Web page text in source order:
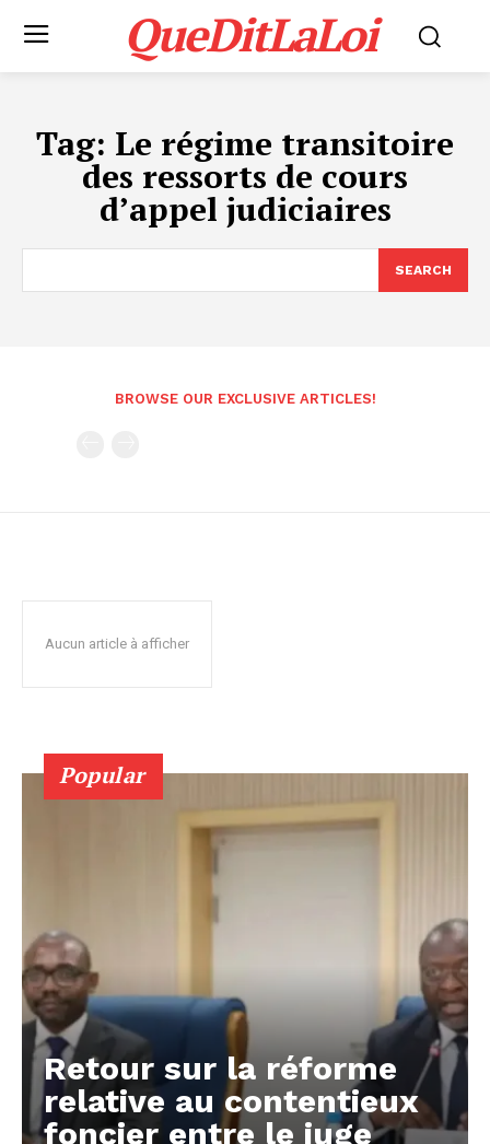
QueDitLaLoi
Tag: Le régime transitoire
des ressorts de cours
d’appel judiciaires
SEARCH
BROWSE OUR EXCLUSIVE ARTICLES!
Aucun article à afficher
Popular
Retour sur la réforme
relative au contentieux
foncier entre le juge